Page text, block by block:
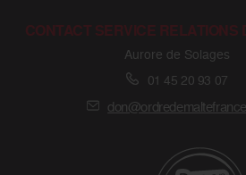
CONTACT SERVICE RELATIONS
Aurore de Solages
01 45 20 93 07